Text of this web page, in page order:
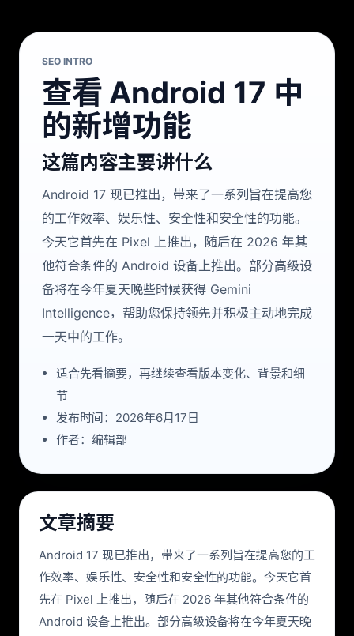
SEO INTRO
查看 Android 17 中
的新增功能
这篇内容主要讲什么
Android 17 现已推出，带来了一系列旨在提高您
的工作效率、娱乐性、安全性和安全性的功能。
今天它首先在 Pixel 上推出，随后在 2026 年其
他符合条件的 Android 设备上推出。部分高级设
备将在今年夏天晚些时候获得 Gemini
Intelligence，帮助您保持领先并积极主动地完成
一天中的工作。
适合先看摘要，再继续查看版本变化、背景和细
节
发布时间：2026年6月17日
作者：编辑部
文章摘要
Android 17 现已推出，带来了一系列旨在提高您的工
作效率、娱乐性、安全性和安全性的功能。今天它首
先在 Pixel 上推出，随后在 2026 年其他符合条件的
Android 设备上推出。部分高级设备将在今年夏天晚